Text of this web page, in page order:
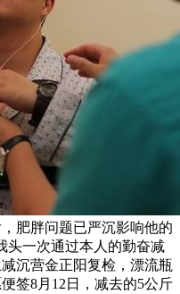
肥胖问题已严沉影响他的
头一次通过本人的勤奋减
沉营金正阳复检，漂流瓶
签8月12日，减去的5公斤